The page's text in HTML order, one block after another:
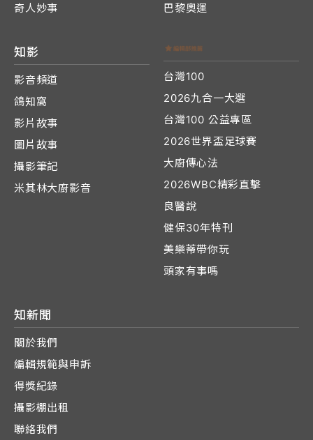
奇人妙事
巴黎奧運
知影
影音頻道
鴿知窩
影片故事
圖片故事
攝影筆記
米其林大廚影音
台灣100
2026九合一大選
台灣100 公益專區
2026世界盃足球賽
大廚傳心法
2026WBC精彩直擊
良醫說
健保30年特刊
美樂蒂帶你玩
頭家有事嗎
知新聞
關於我們
編輯規範與申訴
得獎紀錄
攝影棚出租
聯絡我們